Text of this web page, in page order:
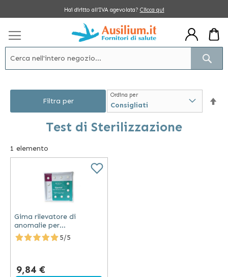
Hai diritto all’IVA agevolata? Clicca qui
Test di Sterilizzazione
1 elemento
Ordina per
Gima rilevatore di
anomalie per
sterilizzazione pronto
all'uso con variazione di
5/5
9,84 €
Filtra per